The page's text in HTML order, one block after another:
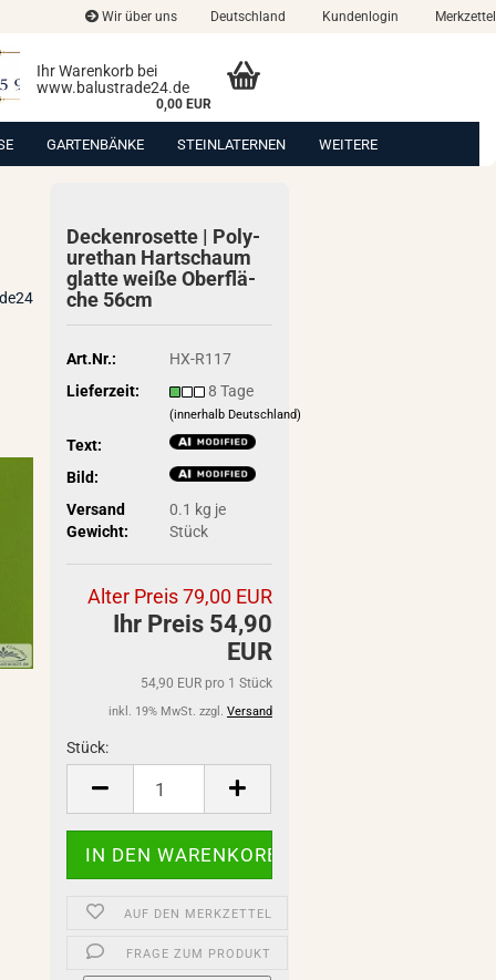
Wir über uns Deutschland Kundenlogin Merkzettel
Ihr Warenkorb bei
www.balustrade24.de
0,00 EUR
GARTENBÄNKE STEINLATERNEN WEITERE
De­cken­ro­set­te | Po­ly­
ure­than Hart­schaum
glat­te weiße Ober­flä­
che 56cm
Art.Nr.:
HX-R117
Lieferzeit:
8 Tage
(innerhalb Deutschland)
Text:
Bild:
Versand
Gewicht:
0.1 kg je
Stück
Alter Preis 79,00 EUR
Ihr Preis 54,90
EUR
54,90 EUR pro 1 Stück
inkl. 19% MwSt. zzgl. Versand
Stück:
Stück
AUF DEN MERKZETTEL
FRAGE ZUM PRODUKT